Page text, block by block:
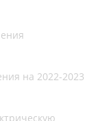
на 2022-2023